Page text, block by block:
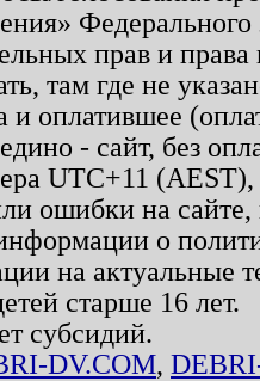
прав и
там где не
и оплатившее
- сайт, без
UTC+11
ошибки на
о
на актуальные
старше 16 лет.
субсидий.
DV.COM,